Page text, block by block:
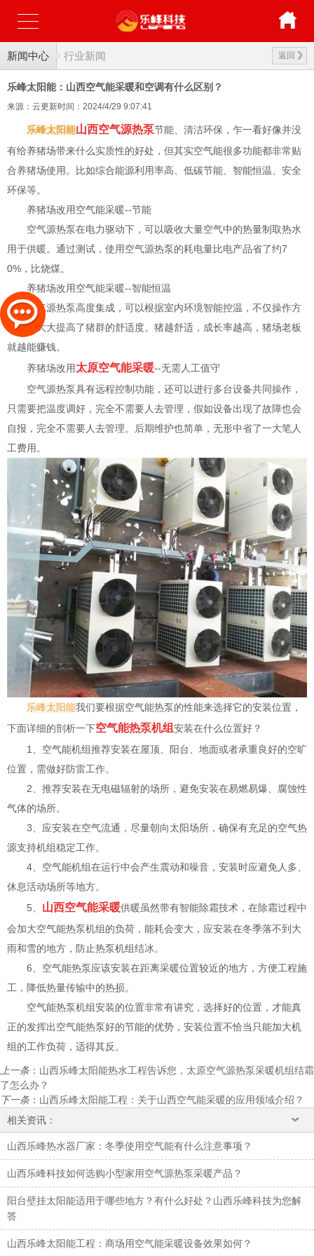
新闻中心 返回
行业新闻
乐峰太阳能：山西空气能采暖和空调有什么区别？
来源：云更新时间：2024/4/29 9:07:41
乐峰太阳能山西空气源热泵节能、清洁环保，乍一看好像并没
有给养猪场带来什么实质性的好处，但其实空气能很多功能都非常贴
合养猪场使用。比如综合能源利用率高、低碳节能、智能恒温、安全
环保等。
养猪场改用空气能采暖--节能
空气源热泵在电力驱动下，可以吸收大量空气中的热量制取热水
用于供暖。通过测试，使用空气源热泵的耗电量比电产品省了约7
0%，比烧煤。
养猪场改用空气能采暖--智能恒温
空气源热泵高度集成，可以根据室内环境智能控温，不仅操作方
便，还大大提高了猪群的舒适度。猪越舒适，成长率越高，猪场老板
就越能赚钱。
养猪场改用太原空气能采暖--无需人工值守
空气源热泵具有远程控制功能，还可以进行多台设备共同操作，
只需要把温度调好，完全不需要人去管理，假如设备出现了故障也会
自报，完全不需要人去管理。后期维护也简单，无形中省了一大笔人
工费用。
乐峰太阳能我们要根据空气能热泵的性能来选择它的安装位置，
下面详细的剖析一下空气能热泵机组安装在什么位置好？
1、空气能机组推荐安装在屋顶、阳台、地面或者承重良好的空旷
位置，需做好防雷工作。
2、推荐安装在无电磁辐射的场所，避免安装在易燃易爆、腐蚀性
气体的场所。
3、应安装在空气流通，尽量朝向太阳场所，确保有充足的空气热
源支持机组稳定工作。
4、空气能机组在运行中会产生震动和噪音，安装时应避免人多、
休息活动场所等地方。
5、 山西空气能采暖供暖虽然带有智能除霜技术，在除霜过程中
会加大空气能热泵机组的负荷，能耗会变大，应安装在冬季落不到大
雨和雪的地方，防止热泵机组结冰。
6、空气能热泵应该安装在距离采暖位置较近的地方，方便工程施
工，降低热量传输中的热损。
空气能热泵机组安装的位置非常有讲究，选择好的位置，才能真
正的发挥出空气能热泵好的节能的优势，安装位置不恰当只能加大机
组的工作负荷，适得其反。
上一条： 山西乐峰太阳能热水工程告诉您，太原空气源热泵采暖机组结霜
了怎么办？
下一条： 山西乐峰太阳能工程：关于山西空气能采暖的应用领域介绍？
相关资讯：
山西乐峰热水器厂家：冬季使用空气能有什么注意事项？
山西乐峰科技如何选购小型家用空气源热泵采暖产品？
阳台壁挂太阳能适用于哪些地方？有什么好处？山西乐峰科技为您解
答
山西乐峰太阳能工程：商场用空气能采暖设备效果如何？